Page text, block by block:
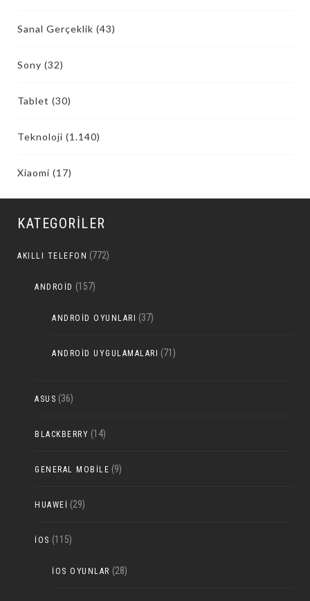
Sanal Gerçeklik (43)
Sony (32)
Tablet (30)
Teknoloji (1.140)
Xiaomi (17)
KATEGORILER
AKILLI TELEFON (772)
ANDROID (157)
ANDROID OYUNLARI (37)
ANDROID UYGULAMALARI (71)
ASUS (36)
BLACKBERRY (14)
GENERAL MOBILE (9)
HUAWEI (29)
IOS (115)
IOS OYUNLAR (28)